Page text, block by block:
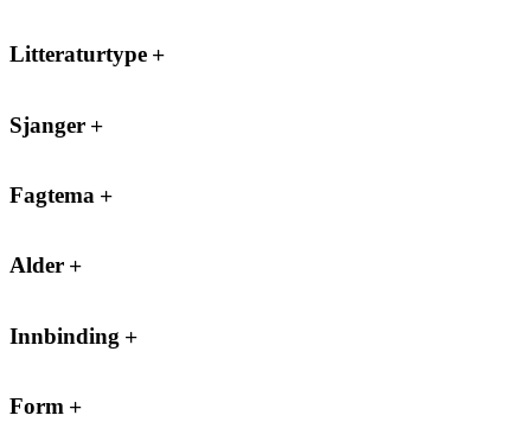
Litteraturtype
Sjanger
Fagtema
Alder
Innbinding
Form